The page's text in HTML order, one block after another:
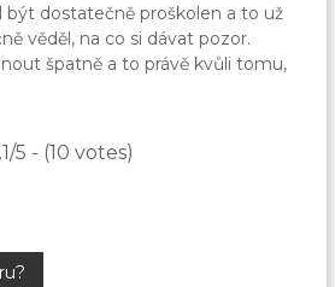
být dostatečně proškolen a to už
věděl, na co si dávat pozor.
špatně a to právě kvůli tomu,
5 - (10 votes)